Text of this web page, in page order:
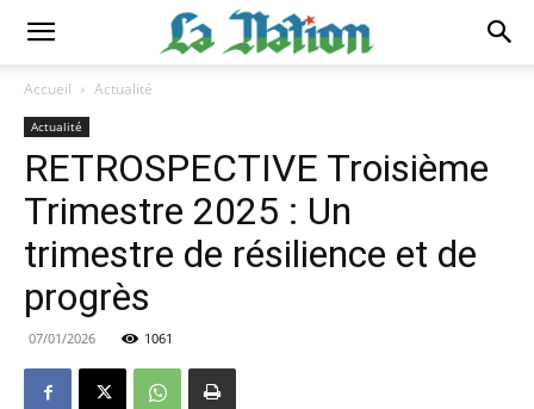
Accueil Actualité
Actualité
RETROSPECTIVE Troisième
Trimestre 2025 : Un
trimestre de résilience et de
progrès
07/01/2026 1061